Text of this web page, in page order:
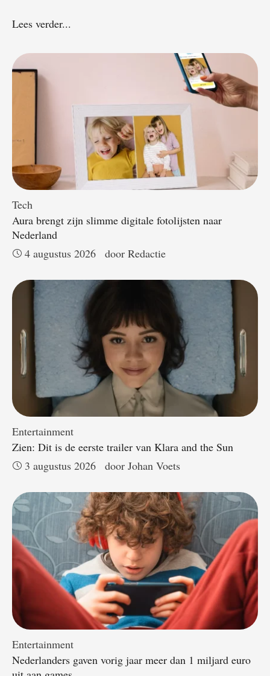
Lees verder...
Tech
Aura brengt zijn slimme digitale fotolijsten naar
Nederland
4 augustus 2026
door Redactie
Entertainment
Zien: Dit is de eerste trailer van Klara and the Sun
3 augustus 2026
door Johan Voets
Entertainment
Nederlanders gaven vorig jaar meer dan 1 miljard euro